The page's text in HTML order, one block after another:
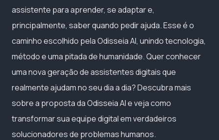
assistente para aprender, se adaptar e,
principalmente, saber quando pedir ajuda. Esse é o
caminho escolhido pela Odisseia AI, unindo tecnologia,
método e uma pitada de humanidade. Quer conhecer
uma nova geração de assistentes digitais que
realmente ajudam no seu dia a dia? Descubra mais
sobre a proposta da Odisseia AI e veja como
transformar sua equipe digital em verdadeiros
solucionadores de problemas humanos.